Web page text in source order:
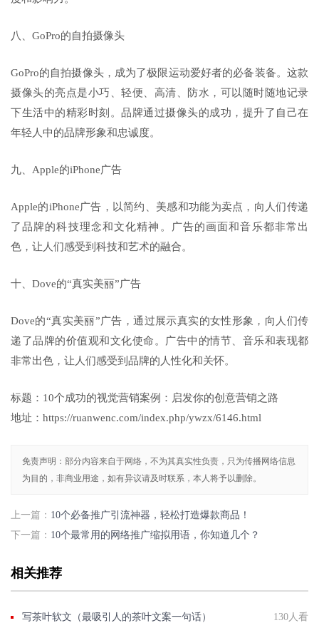
八、GoPro的自拍摄像头
GoPro的自拍摄像头，成为了极限运动爱好者的必备装备。这款
摄像头的亮点是小巧、轻便、高清、防水，可以随时随地记录
下生活中的精彩时刻。品牌通过摄像头的成功，提升了自己在
年轻人中的品牌形象和忠诚度。
九、Apple的iPhone广告
Apple的iPhone广告，以简约、美感和功能为卖点，向人们传递
了品牌的科技理念和文化精神。广告的画面和音乐都非常出
色，让人们感受到科技和艺术的融合。
十、Dove的“真实美丽”广告
Dove的“真实美丽”广告，通过展示真实的女性形象，向人们传
递了品牌的价值观和文化使命。广告中的情节、音乐和表现都
非常出色，让人们感受到品牌的人性化和关怀。
标题：10个成功的视觉营销案例：启发你的创意营销之路
地址：https://ruanwenc.com/index.php/ywzx/6146.html
免责声明：部分内容来自于网络，不为其真实性负责，只为传播网络信息
为目的，非商业用途，如有异议请及时联系，本人将予以删除。
上一篇： 10个必备推广引流神器，轻松打造爆款商品！
下一篇： 10个最常用的网络推广缩拟用语，你知道几个？
相关推荐
写茶叶软文（最吸引人的茶叶文案一句话） 130人看